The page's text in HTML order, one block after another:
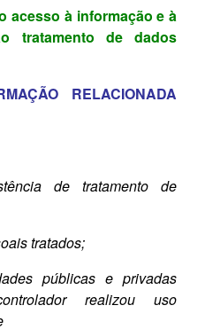
acesso à informação e à
tratamento de dados
RELACIONADA
de tratamento de
tratados;
públicas e privadas
realizou uso